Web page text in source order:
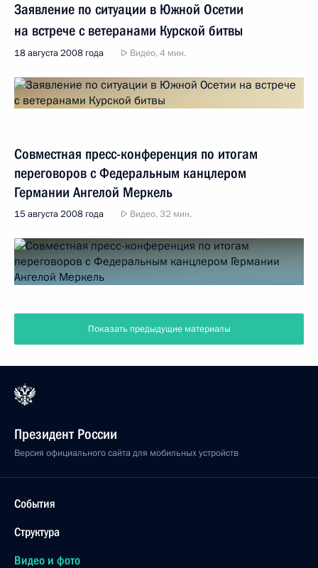
Заявление по ситуации в Южной Осетии
на встрече с ветеранами Курской битвы
18 августа 2008 года Видео, 4 мин.
Совместная пресс-конференция по итогам
переговоров с Федеральным канцлером
Германии Ангелой Меркель
15 августа 2008 года Видео, 32 мин.
Показать предыдущие материалы
Президент России
Версия официального сайта для мобильных устройств
События
Структура
Видео и фото